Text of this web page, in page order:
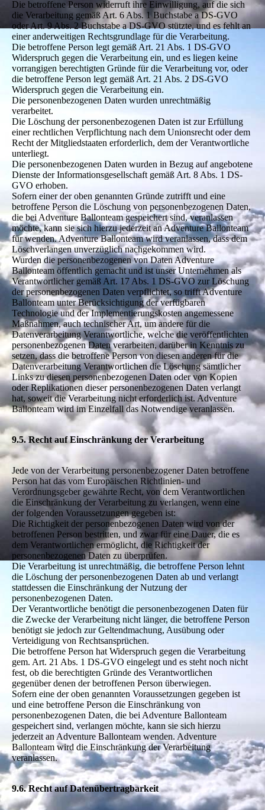
Die betroffene Person widerruft ihre Einwilligung, auf die sich
die Verarbeitung gemäß Art. 6 Abs. 1 Buchstabe a DS-GVO
oder Art. 9 Abs. 2 Buchstabe a DS-GVO stützte, und es fehlt an
einer anderweitigen Rechtsgrundlage für die Verarbeitung.
Die betroffene Person legt gemäß Art. 21 Abs. 1 DS-GVO
Widerspruch gegen die Verarbeitung ein, und es liegen keine
vorrangigen berechtigten Gründe für die Verarbeitung vor, oder
die betroffene Person legt gemäß Art. 21 Abs. 2 DS-GVO
Widerspruch gegen die Verarbeitung ein.
Die personenbezogenen Daten wurden unrechtmäßig
verarbeitet.
Die Löschung der personenbezogenen Daten ist zur Erfüllung
einer rechtlichen Verpflichtung nach dem Unionsrecht oder dem
Recht der Mitgliedstaaten erforderlich, dem der Verantwortliche
unterliegt.
Die personenbezogenen Daten wurden in Bezug auf angebotene
Dienste der Informationsgesellschaft gemäß Art. 8 Abs. 1 DS-
GVO erhoben.
Sofern einer der oben genannten Gründe zutrifft und eine
betroffene Person die Löschung von personenbezogenen Daten,
die bei Adventure Ballonteam gespeichert sind, veranlassen
möchte, kann sie sich hierzu jederzeit an Adventure Ballonteam
für wenden. Adventure Ballonteam wird veranlassen, dass dem
Löschverlangen unverzüglich nachgekommen wird.
Wurden die personenbezogenen von Daten Adventure
Ballonteam öffentlich gemacht und ist unser Unternehmen als
Verantwortlicher gemäß Art. 17 Abs. 1 DS-GVO zur Löschung
der personenbezogenen Daten verpflichtet, so trifft Adventure
Ballonteam unter Berücksichtigung der verfügbaren
Technologie und der Implementierungskosten angemessene
Maßnahmen, auch technischer Art, um andere für die
Datenverarbeitung Verantwortliche, welche die veröffentlichten
personenbezogenen Daten verarbeiten, darüber in Kenntnis zu
setzen, dass die betroffene Person von diesen anderen für die
Datenverarbeitung Verantwortlichen die Löschung sämtlicher
Links zu diesen personenbezogenen Daten oder von Kopien
oder Replikationen dieser personenbezogenen Daten verlangt
hat, soweit die Verarbeitung nicht erforderlich ist. Adventure
Ballonteam wird im Einzelfall das Notwendige veranlassen.
9.5. Recht auf Einschränkung der Verarbeitung
Jede von der Verarbeitung personenbezogener Daten betroffene
Person hat das vom Europäischen Richtlinien- und
Verordnungsgeber gewährte Recht, von dem Verantwortlichen
die Einschränkung der Verarbeitung zu verlangen, wenn eine
der folgenden Voraussetzungen gegeben ist:
Die Richtigkeit der personenbezogenen Daten wird von der
betroffenen Person bestritten, und zwar für eine Dauer, die es
dem Verantwortlichen ermöglicht, die Richtigkeit der
personenbezogenen Daten zu überprüfen.
Die Verarbeitung ist unrechtmäßig, die betroffene Person lehnt
die Löschung der personenbezogenen Daten ab und verlangt
stattdessen die Einschränkung der Nutzung der
personenbezogenen Daten.
Der Verantwortliche benötigt die personenbezogenen Daten für
die Zwecke der Verarbeitung nicht länger, die betroffene Person
benötigt sie jedoch zur Geltendmachung, Ausübung oder
Verteidigung von Rechtsansprüchen.
Die betroffene Person hat Widerspruch gegen die Verarbeitung
gem. Art. 21 Abs. 1 DS-GVO eingelegt und es steht noch nicht
fest, ob die berechtigten Gründe des Verantwortlichen
gegenüber denen der betroffenen Person überwiegen.
Sofern eine der oben genannten Voraussetzungen gegeben ist
und eine betroffene Person die Einschränkung von
personenbezogenen Daten, die bei Adventure Ballonteam
gespeichert sind, verlangen möchte, kann sie sich hierzu
jederzeit an Adventure Ballonteam wenden. Adventure
Ballonteam wird die Einschränkung der Verarbeitung
veranlassen.
9.6. Recht auf Datenübertragbarkeit